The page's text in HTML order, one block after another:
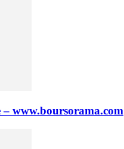
www.boursorama.com